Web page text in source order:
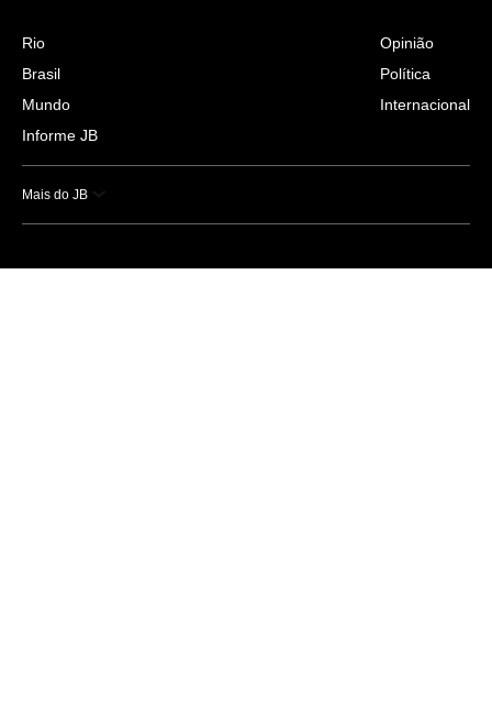
Rio
Brasil
Mundo
Informe JB
Opinião
Política
Internacional
Mais do JB
Esportes